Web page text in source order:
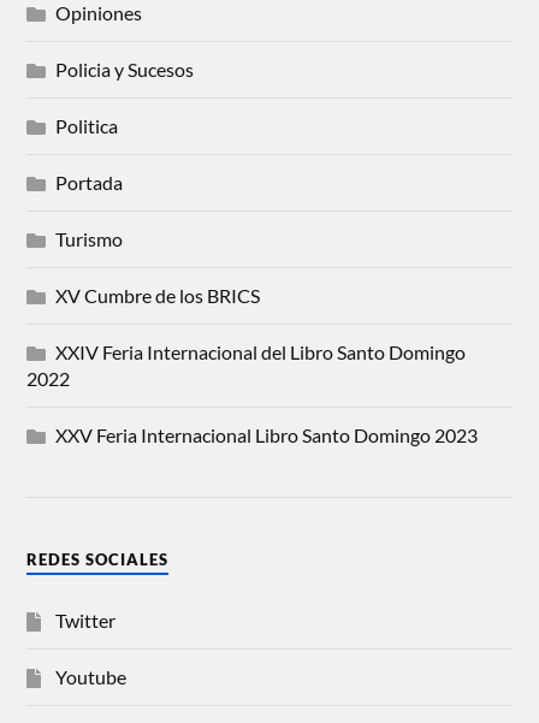
Opiniones
Policia y Sucesos
Politica
Portada
Turismo
XV Cumbre de los BRICS
XXIV Feria Internacional del Libro Santo Domingo
2022
XXV Feria Internacional Libro Santo Domingo 2023
REDES SOCIALES
Twitter
Youtube